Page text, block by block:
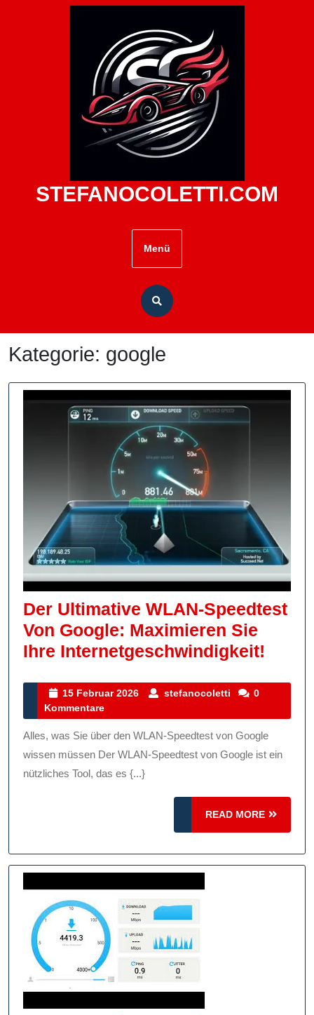
STEFANOCOLETTI.COM
Menü
Kategorie: google
Der Ultimative WLAN-Speedtest
Von Google: Maximieren Sie
Ihre Internetgeschwindigkeit!
Von
Sie
Ihre
15 Februar 2026
15
2026
stefanocoletti stefanocoletti
0
Kommentare
Alles, was Sie über den WLAN-Speedtest von Google
wissen müssen Der WLAN-Speedtest von Google ist ein
nützliches Tool, das es {...}
READ MORE
READ
MORE